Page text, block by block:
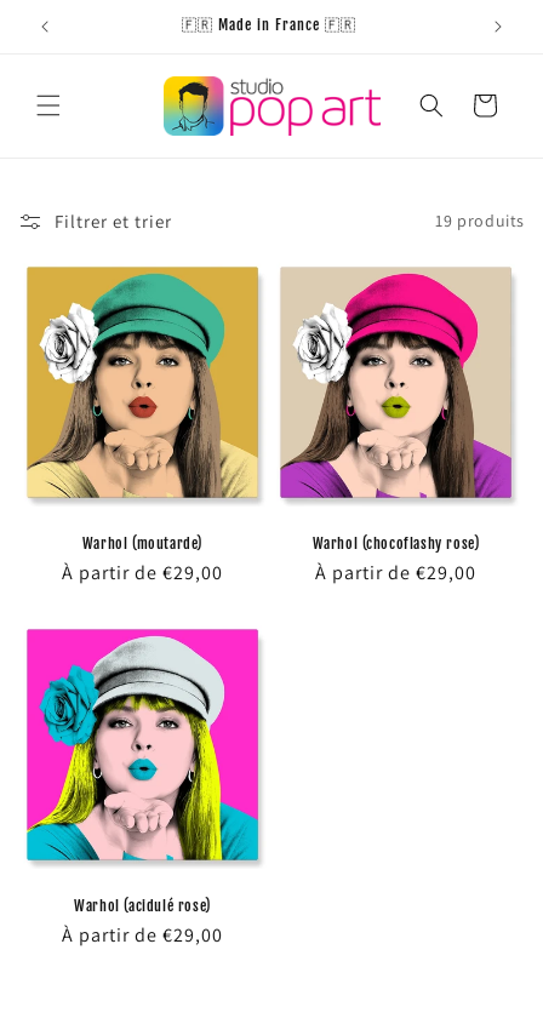
passer
🇫🇷 Made in France 🇫🇷
Panier
Filtrer et trier 19 produits
Warhol (moutarde)
Prix
À partir de €29,00
Warhol (chocoflashy rose)
Prix
À partir de €29,00
Warhol (acidulé rose)
Prix
À partir de €29,00